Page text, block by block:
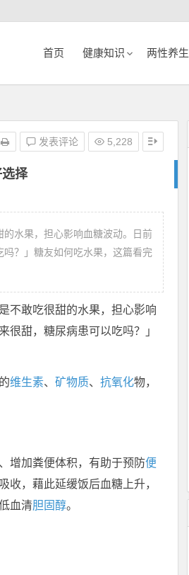
首页 健康知识 两性养生
择
发表评论 5,228
水果，担心影响血糖波动。日前
？」糖友如何吃水果，这篇看完
不敢吃很甜的水果，担心影响
很甜，糖尿病患可以吃吗？」
维生素、 矿物质、 抗氧化物，
增加粪便体积，有助于预防便
收，藉此延缓饭后血糖上升，
血清胆固醇。